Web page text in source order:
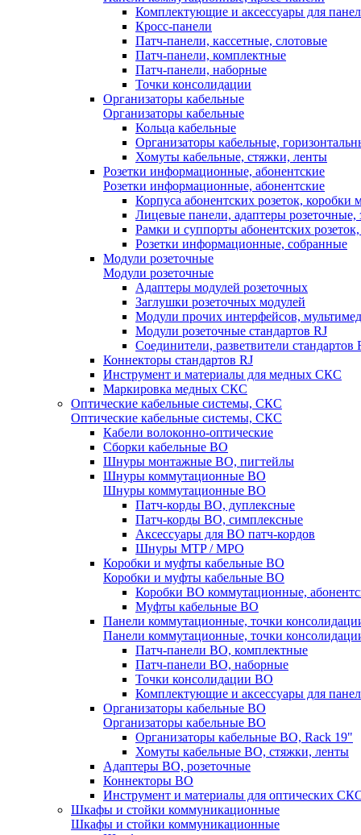
Комплектующие и аксессуары для
Кросс-панели
Патч-панели, кассетные, слотовые
Патч-панели, комплектные
Патч-панели, наборные
Точки консолидации
Организаторы кабельные
Организаторы кабельные
Кольца кабельные
Организаторы кабельные,
Хомуты кабельные, стяжки, ленты
Розетки информационные, абонентские
Розетки информационные, абонентские
Корпуса абонентских розеток, коробки
Лицевые панели, адаптеры розеточные,
Рамки и суппорты абонентских
Розетки информационные, собранные
Модули розеточные
Модули розеточные
Адаптеры модулей розеточных
Заглушки розеточных модулей
Модули прочих интерфейсов,
Модули розеточные стандартов RJ
Соединители, разветвители стандартов
Коннекторы стандартов RJ
Инструмент и материалы для медных СКС
Маркировка медных СКС
Оптические кабельные системы, СКС
Оптические кабельные системы, СКС
Кабели волоконно-оптические
Сборки кабельные ВО
Шнуры монтажные ВО, пигтейлы
Шнуры коммутационные ВО
Шнуры коммутационные ВО
Патч-корды ВО, дуплексные
Патч-корды ВО, симплексные
Аксессуары для ВО патч-кордов
Шнуры MTP / MPO
Коробки и муфты кабельные ВО
Коробки и муфты кабельные ВО
Коробки ВО коммутационные,
Муфты кабельные ВО
Панели коммутационные, точки
Панели коммутационные, точки
Патч-панели ВО, комплектные
Патч-панели ВО, наборные
Точки консолидации ВО
Комплектующие и аксессуары для
Организаторы кабельные ВО
Организаторы кабельные ВО
Организаторы кабельные ВО, Rack 19"
Хомуты кабельные ВО, стяжки, ленты
Адаптеры ВО, розеточные
Коннекторы ВО
Инструмент и материалы для оптических
Шкафы и стойки коммуникационные
Шкафы и стойки коммуникационные